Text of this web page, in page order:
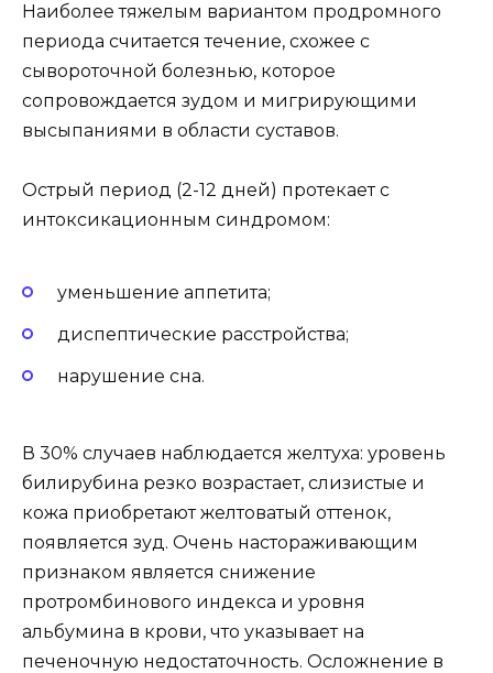
Наиболее тяжелым вариантом продромного
периода считается течение, схожее с
сывороточной болезнью, которое
сопровождается зудом и мигрирующими
высыпаниями в области суставов.
Острый период (2-12 дней) протекает с
интоксикационным синдромом:
уменьшение аппетита;
диспептические расстройства;
нарушение сна.
В 30% случаев наблюдается желтуха: уровень
билирубина резко возрастает, слизистые и
кожа приобретают желтоватый оттенок,
появляется зуд. Очень настораживающим
признаком является снижение
протромбинового индекса и уровня
альбумина в крови, что указывает на
печеночную недостаточность. Осложнение в